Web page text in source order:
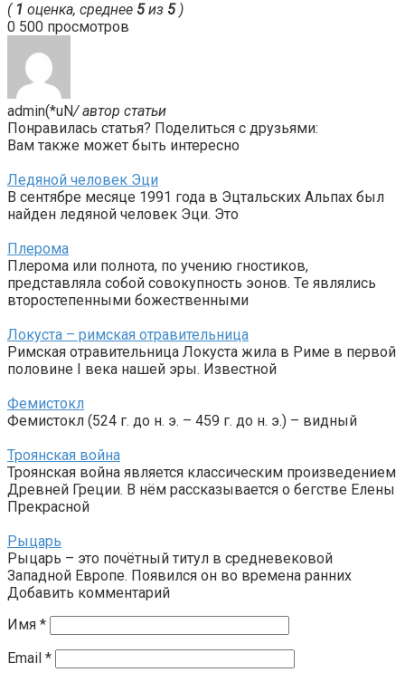
( 1 оценка, среднее 5из 5)
0 500 просмотров
admin(*uN/ автор статьи
Понравилась статья? Поделиться с друзьями:
Вам также может быть интересно
Ледяной человек Эци
В сентябре месяце 1991 года в Эцтальских Альпах был
найден ледяной человек Эци. Это
Плерома
Плерома или полнота, по учению гностиков,
представляла собой совокупность эонов. Те являлись
второстепенными божественными
Локуста – римская отравительница
Римская отравительница Локуста жила в Риме в первой
половине I века нашей эры. Известной
Фемистокл
Фемистокл (524 г. до н. э. – 459 г. до н. э.) – видный
Троянская война
Троянская война является классическим произведением
Древней Греции. В нём рассказывается о бегстве Елены
Прекрасной
Рыцарь
Рыцарь – это почётный титул в средневековой
Западной Европе. Появился он во времена ранних
Добавить комментарий
Имя *
Email *